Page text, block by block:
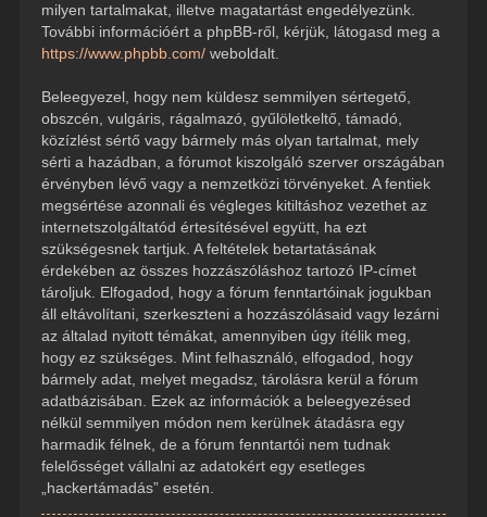
milyen tartalmakat, illetve magatartást engedélyezünk.
További információért a phpBB-ről, kérjük, látogasd meg a
https://www.phpbb.com/weboldalt.
Beleegyezel, hogy nem küldesz semmilyen sértegető,
obszcén, vulgáris, rágalmazó, gyűlöletkeltő, támadó,
közízlést sértő vagy bármely más olyan tartalmat, mely
sérti a hazádban, a fórumot kiszolgáló szerver országában
érvényben lévő vagy a nemzetközi törvényeket. A fentiek
megsértése azonnali és végleges kitiltáshoz vezethet az
internetszolgáltatód értesítésével együtt, ha ezt
szükségesnek tartjuk. A feltételek betartatásának
érdekében az összes hozzászóláshoz tartozó IP-címet
tároljuk. Elfogadod, hogy a fórum fenntartóinak jogukban
áll eltávolítani, szerkeszteni a hozzászólásaid vagy lezárni
az általad nyitott témákat, amennyiben úgy ítélik meg,
hogy ez szükséges. Mint felhasználó, elfogadod, hogy
bármely adat, melyet megadsz, tárolásra kerül a fórum
adatbázisában. Ezek az információk a beleegyezésed
nélkül semmilyen módon nem kerülnek átadásra egy
harmadik félnek, de a fórum fenntartói nem tudnak
felelősséget vállalni az adatokért egy esetleges
„hackertámadás” esetén.